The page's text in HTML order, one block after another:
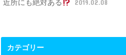
近所にも絶対ある
2019.02.08
カテゴリー